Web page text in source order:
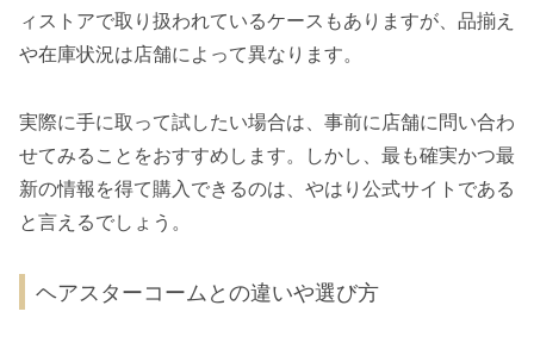
ィストアで取り扱われているケースもありますが、品揃え
や在庫状況は店舗によって異なります。
実際に手に取って試したい場合は、事前に店舗に問い合わ
せてみることをおすすめします。しかし、最も確実かつ最
新の情報を得て購入できるのは、やはり公式サイトである
と言えるでしょう。
ヘアスターコームとの違いや選び方